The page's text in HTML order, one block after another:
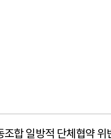
조합 일방적 단체협약